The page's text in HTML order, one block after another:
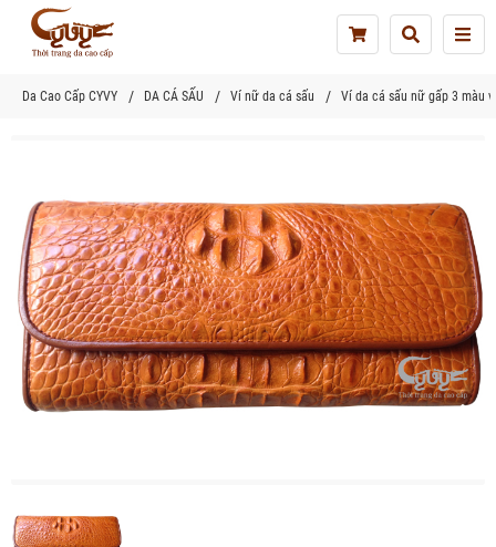
Da Cao Cấp CYVY DA CÁ SẤU Ví nữ da cá sấu Ví da cá sấu nữ gấp 3 màu